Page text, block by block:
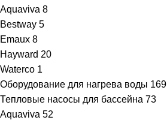
Aquaviva 8
Bestway 5
Emaux 8
Hayward 20
Waterco 1
Оборудование для нагрева воды 169
Тепловые насосы для бассейна 73
Aquaviva 52